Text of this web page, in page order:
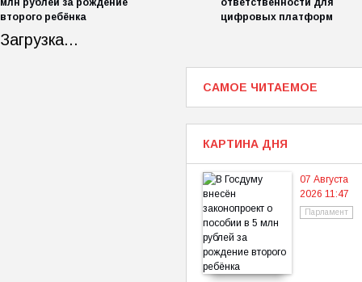
млн рублей за рождение
второго ребёнка
ответственности для
цифровых платформ
Загрузка...
САМОЕ ЧИТАЕМОЕ
КАРТИНА ДНЯ
07 Августа
2026 11:47
Парламент